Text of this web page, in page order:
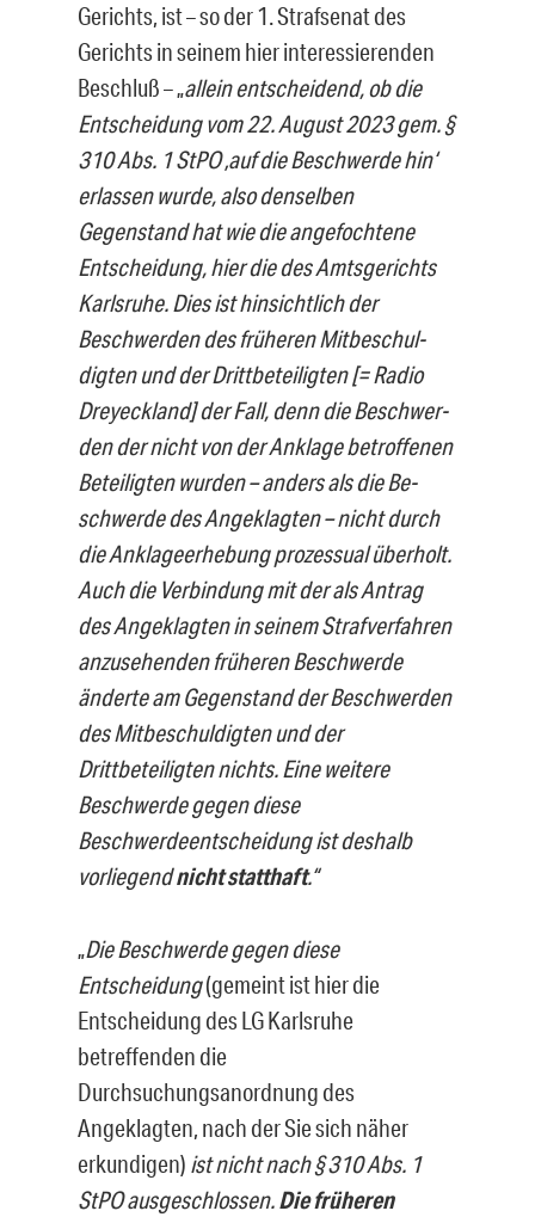
Gerichts, ist – so der 1. Strafsenat des
Gerichts in seinem hier interessierenden
Beschluß – „allein entscheidend, ob die
Entscheidung vom 22. Au­gust 2023 gem. §
310 Abs. 1 StPO ‚auf die Beschwerde hin‘
erlassen wurde, also denselben
Gegenstand hat wie die angefochtene
Entscheidung, hier die des Amts­gerichts
Karlsruhe. Dies ist hinsichtlich der
Beschwerden des früheren Mitbeschul­
digten und der Drittbeteiligten[= Radio
Dreyeckland]der Fall, denn die Beschwer­
den der nicht von der Anklage betroffenen
Beteiligten wurden – anders als die Be­
schwerde des Angeklagten – nicht durch
die Anklageerhebung prozessual überholt.
Auch die Verbindung mit der als Antrag
des Angeklagten in seinem Strafverfahren
anzusehenden früheren Beschwerde
änderte am Gegenstand der Beschwerden
des Mitbeschuldigten und der
Drittbeteiligten nichts. Eine weitere
Beschwerde ge­gen diese
Beschwerdeentscheidung ist deshalb
vorliegendnicht statthaft.“
„Die Beschwerde gegen diese
Entscheidung(gemeint ist hier die
Entscheidung des LG Karlsruhe
betreffenden die
Durchsuchungsanordnung des
Angeklagten, nach der Sie sich näher
erkundigen) ist nicht nach § 310 Abs. 1
StPO ausgeschlossen.Die früheren